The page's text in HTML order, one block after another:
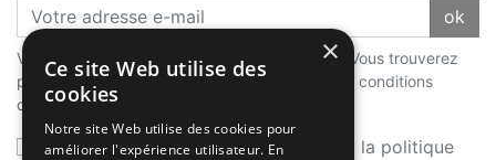
ok
Vous pouvez vous désinscrire à tout moment. Vous trouverez
pour cela nos informations de contact dans les conditions
d'utilisation du site.
J'accepte les conditions générales et la politique
×
Ce site Web utilise des
cookies
Notre site Web utilise des cookies pour
améliorer l'expérience utilisateur. En